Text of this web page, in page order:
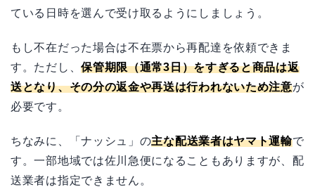
ている日時を選んで受け取るようにしましょう。
もし不在だった場合は不在票から再配達を依頼できま
す。ただし、保管期限（通常3日）をすぎると商品は返
送となり、その分の返金や再送は行われないため注意が
必要です。
ちなみに、「ナッシュ」の主な配送業者はヤマト運輸で
す。一部地域では佐川急便になることもありますが、配
送業者は指定できません。